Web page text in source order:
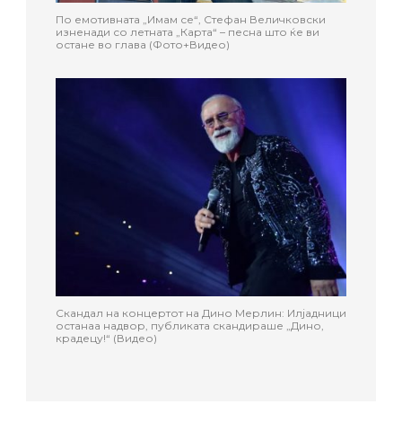
По емотивната „Имам се“, Стефан Величковски
изненади со летната „Карта“ – песна што ќе ви
остане во глава (Фото+Видео)
Скандал на концертот на Дино Мерлин: Илјадници
останаа надвор, публиката скандираше „Дино,
крадецу!“ (Видео)